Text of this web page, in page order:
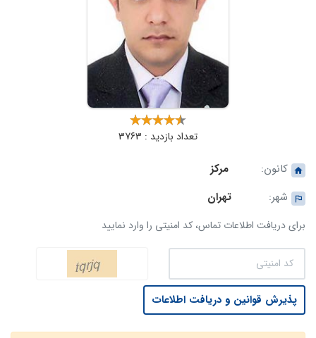
تعداد بازدید : 3763
کانون:
مرکز
شهر:
تهران
برای دریافت اطلاعات تماس، کد امنیتی را وارد نمایید
پذیرش قوانین و دریافت اطلاعات